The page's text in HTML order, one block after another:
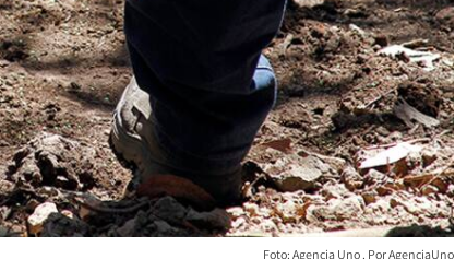
Foto: Agencia Uno AgenciaUno